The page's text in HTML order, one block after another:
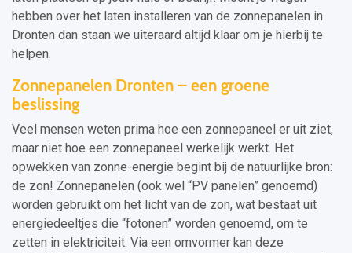
hebben over het laten installeren van de zonnepanelen in
Dronten dan staan we uiteraard altijd klaar om je hierbij te
helpen.
Zonnepanelen Dronten – een groene
beslissing
Veel mensen weten prima hoe een zonnepaneel er uit ziet,
maar niet hoe een zonnepaneel werkelijk werkt. Het
opwekken van zonne-energie begint bij de natuurlijke bron:
de zon! Zonnepanelen (ook wel “PV panelen” genoemd)
worden gebruikt om het licht van de zon, wat bestaat uit
energiedeeltjes die “fotonen” worden genoemd, om te
zetten in elektriciteit. Via een omvormer kan deze